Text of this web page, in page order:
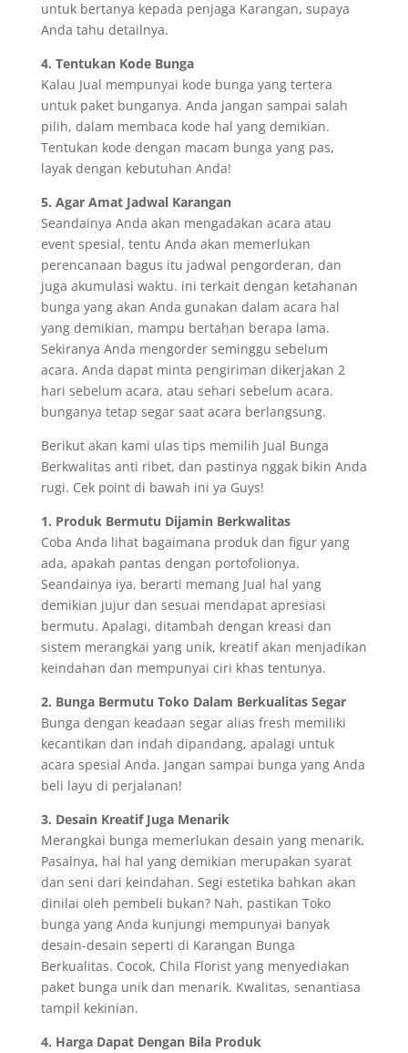
untuk bertanya kepada penjaga Karangan, supaya
Anda tahu detailnya.
4. Tentukan Kode Bunga
Kalau Jual mempunyai kode bunga yang tertera
untuk paket bunganya. Anda jangan sampai salah
pilih, dalam membaca kode hal yang demikian.
Tentukan kode dengan macam bunga yang pas,
layak dengan kebutuhan Anda!
5. Agar Amat Jadwal Karangan
Seandainya Anda akan mengadakan acara atau
event spesial, tentu Anda akan memerlukan
perencanaan bagus itu jadwal pengorderan, dan
juga akumulasi waktu. ini terkait dengan ketahanan
bunga yang akan Anda gunakan dalam acara hal
yang demikian, mampu bertahan berapa lama.
Sekiranya Anda mengorder seminggu sebelum
acara. Anda dapat minta pengiriman dikerjakan 2
hari sebelum acara, atau sehari sebelum acara.
bunganya tetap segar saat acara berlangsung.
Berikut akan kami ulas tips memilih Jual Bunga
Berkwalitas anti ribet, dan pastinya nggak bikin Anda
rugi. Cek point di bawah ini ya Guys!
1. Produk Bermutu Dijamin Berkwalitas
Coba Anda lihat bagaimana produk dan figur yang
ada, apakah pantas dengan portofolionya.
Seandainya iya, berarti memang Jual hal yang
demikian jujur dan sesuai mendapat apresiasi
bermutu. Apalagi, ditambah dengan kreasi dan
sistem merangkai yang unik, kreatif akan menjadikan
keindahan dan mempunyai ciri khas tentunya.
2. Bunga Bermutu Toko Dalam Berkualitas Segar
Bunga dengan keadaan segar alias fresh memiliki
kecantikan dan indah dipandang, apalagi untuk
acara spesial Anda. Jangan sampai bunga yang Anda
beli layu di perjalanan!
3. Desain Kreatif Juga Menarik
Merangkai bunga memerlukan desain yang menarik.
Pasalnya, hal hal yang demikian merupakan syarat
dan seni dari keindahan. Segi estetika bahkan akan
dinilai oleh pembeli bukan? Nah, pastikan Toko
bunga yang Anda kunjungi mempunyai banyak
desain-desain seperti di Karangan Bunga
Berkualitas. Cocok, Chila Florist yang menyediakan
paket bunga unik dan menarik. Kwalitas, senantiasa
tampil kekinian.
4. Harga Dapat Dengan Bila Produk